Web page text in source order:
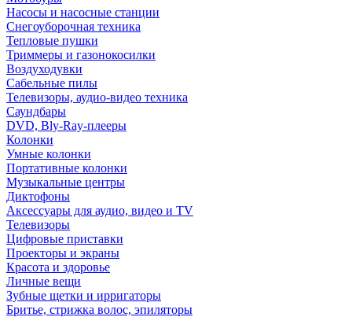
Насосы и насосные станции
Снегоуборочная техника
Тепловые пушки
Триммеры и газонокосилки
Воздуходувки
Сабельные пилы
Телевизоры, аудио-видео техника
Саундбары
DVD, Bly-Ray-плееры
Колонки
Умные колонки
Портативные колонки
Музыкальные центры
Диктофоны
Аксессуары для аудио, видео и TV
Телевизоры
Цифровые приставки
Проекторы и экраны
Красота и здоровье
Личные вещи
Зубные щетки и ирригаторы
Бритье, стрижка волос, эпиляторы